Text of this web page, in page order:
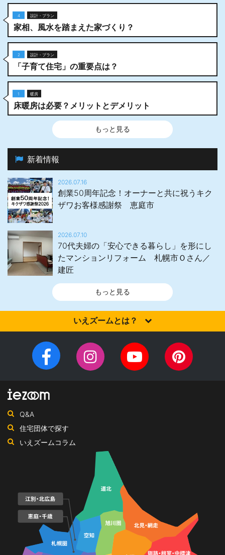
4 設計・プラン
家相、風水を踏まえた家づくり？
2 設計・プラン
「子育て住宅」の重要点は？
1 暖房
床暖房は必要？メリットとデメリット
もっと見る
新着情報
2026.07.16
創業50周年記念！オーナーと共に祝うキク
ザワお客様感謝祭 恵庭市
2026.07.10
70代夫婦の「安心できる暮らし」を形にし
たマンションリフォーム 札幌市Ｏさん／
建匠
もっと見る
いえズームとは？
住宅会社を選びませんか？iezoom（いえズーム）は（株）北海道
住宅新聞社が、日頃の住宅業界への取材を元に、優れたハウスメ
ーカー・工務店を紹介するサイトです。
Facebook
ー
ジ
InstagramYouTube
チ
Q&A
住宅団体で探す
いえズームコラム